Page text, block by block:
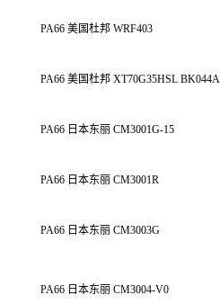
PA66 美国杜邦 WRF403
PA66 美国杜邦 XT70G35HSL BK044A
PA66 日本东丽 CM3001G-15
PA66 日本东丽 CM3001R
PA66 日本东丽 CM3003G
PA66 日本东丽 CM3004-V0